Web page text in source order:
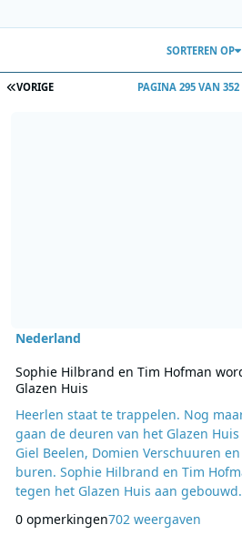
EERSTE PAGINA
VORIGE PAGINA 295 VAN 352
SORTEREN OP
Nederland
Sophie Hilbrand en Tim Hofman
Glazen Huis
Heerlen staat te trappelen. Nog
gaan de deuren van het Glazen Huis
Giel Beelen, Domien Verschuuren
buren. Sophie Hilbrand en Tim
tegen het Glazen Huis aan
de kijker thuis niets te missen van
0 opmerkingen702 weergaven